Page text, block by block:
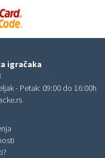
igračaka
- Petak: 09:00 do 16:00h